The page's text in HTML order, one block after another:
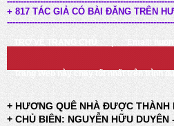
+ 817 TÁC GIẢ CÓ BÀI ĐĂNG TRÊN
TRỞ VỀ TRANG CHỦ Email:
Trang Web này chạy tốt nhất trên trình
+ HƯƠNG QUÊ NHÀ ĐƯỢC THÀNH
+ CHỦ BIÊN: NGUYỄN HỮU